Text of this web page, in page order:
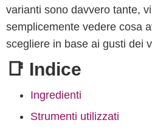
varianti sono davvero tante,
semplicemente vedere cosa
scegliere in base ai gusti dei
📑 Indice
Ingredienti
Strumenti utilizzati